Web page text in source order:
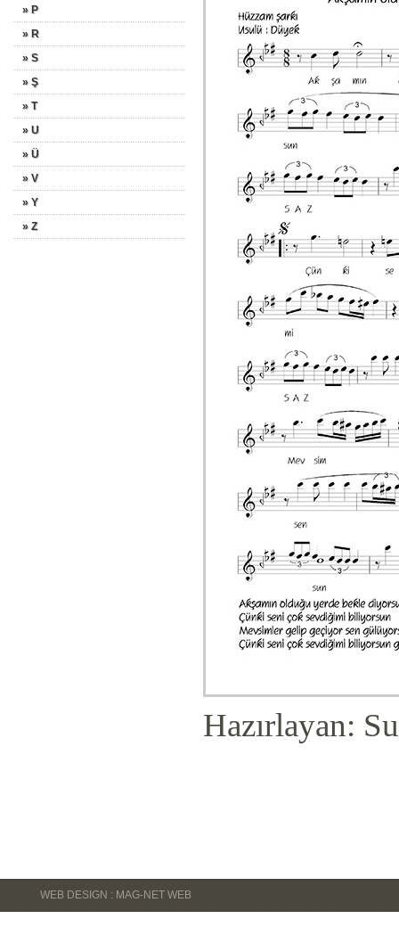
» P
» R
» S
» Ş
» T
» U
» Ü
» V
» Y
» Z
Hazırlayan:
WEB DESIGN : MAG-NET WEB